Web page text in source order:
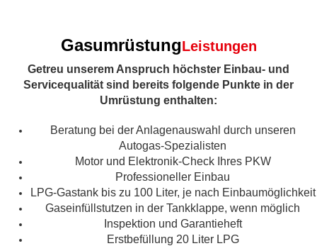
GasumrüstungLeistungen
Getreu unserem Anspruch höchster Einbau- und
Servicequalität sind bereits folgende Punkte in der
Umrüstung enthalten:
Beratung bei der Anlagenauswahl durch unseren
Autogas-Spezialisten
Motor und Elektronik-Check Ihres PKW
Professioneller Einbau
LPG-Gastank bis zu 100 Liter, je nach Einbaumöglichkeit
Gaseinfüllstutzen in der Tankklappe, wenn möglich
Inspektion und Garantieheft
Erstbefüllung 20 Liter LPG